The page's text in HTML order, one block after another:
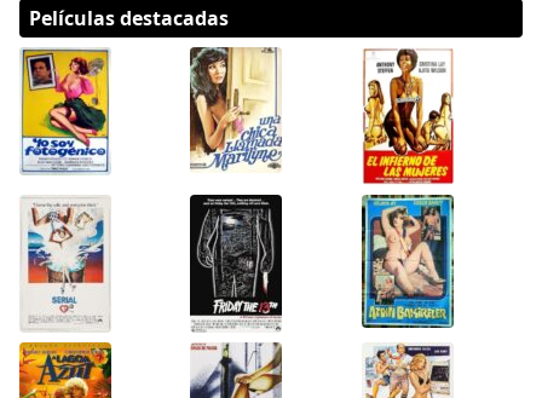
Películas destacadas